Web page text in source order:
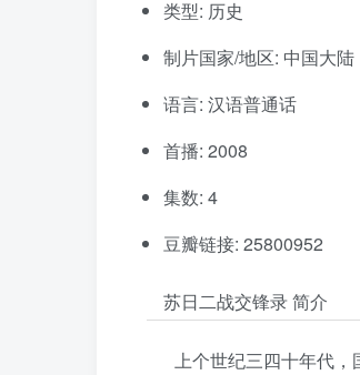
类型: 历史
制片国家/地区: 中国大陆
语言: 汉语普通话
首播: 2008
集数: 4
豆瓣链接: 25800952
苏日二战交锋录 简介
上个世纪三四十年代